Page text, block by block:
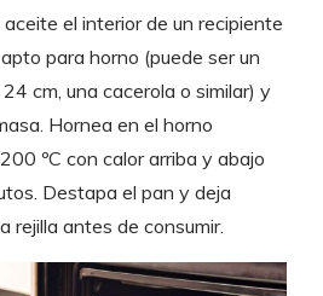
el interior de un recipiente
para horno (puede ser un
cm, una cacerola o similar) y
Hornea en el horno
ºC con calor arriba y abajo
Destapa el pan y deja
rejilla antes de consumir.